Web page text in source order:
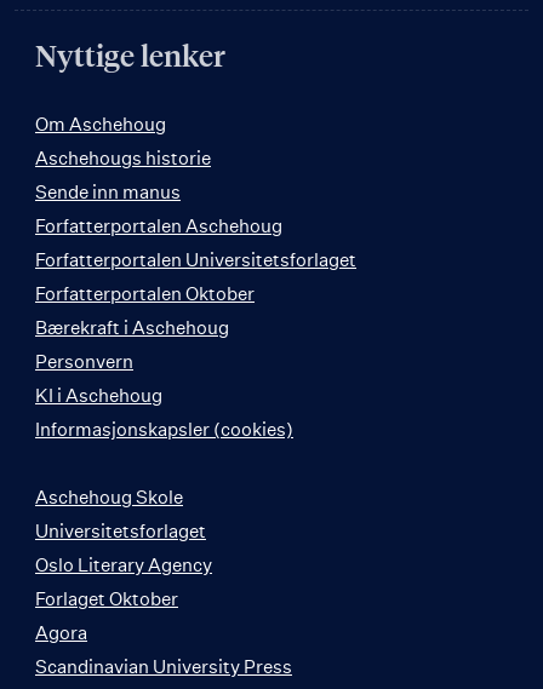
Nyttige lenker
Om Aschehoug
Aschehougs historie
Sende inn manus
Forfatterportalen Aschehoug
Forfatterportalen Universitetsforlaget
Forfatterportalen Oktober
Bærekraft i Aschehoug
Personvern
KI i Aschehoug
Informasjonskapsler (cookies)
Aschehoug Skole
Universitetsforlaget
Oslo Literary Agency
Forlaget Oktober
Agora
Scandinavian University Press